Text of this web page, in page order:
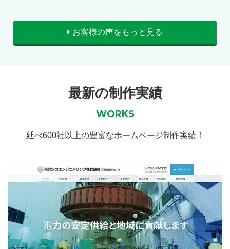
お客様の声をもっと見る
最新の制作実績
WORKS
延べ600社以上の豊富なホームページ制作実績！